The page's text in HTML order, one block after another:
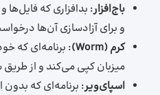
باج‌افزار: بدافزاری که
و برای آزادسازی آن‌ها
کرم(Worm)
: برنامه‌ای که
میزبان کپی می‌کند و از
اسپای‌ویر: برنامه‌ای که بدون